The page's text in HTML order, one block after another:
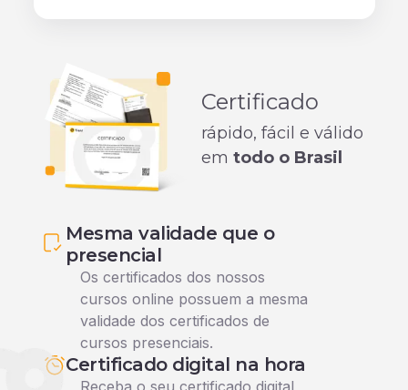
Certificado
rápido, fácil e válido
em todo o Brasil
Mesma validade que o
presencial
Os certificados dos nossos
cursos online possuem a mesma
validade dos certificados de
cursos presenciais.
Certificado digital na hora